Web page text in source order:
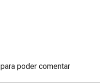
para poder comentar